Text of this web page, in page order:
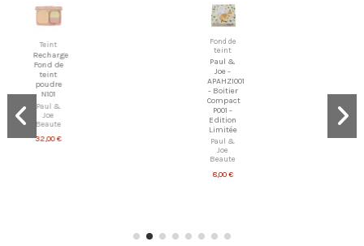
Teint
Recharge
Fond de
teint
poudre
N101
Paul &
Beaute
32,00 €
Fond de
teint
Paul &
Joe -
APAHZI001
- Boitier
Compact
P001 -
Edition
Limitée
Paul &
Beaute
8,00 €